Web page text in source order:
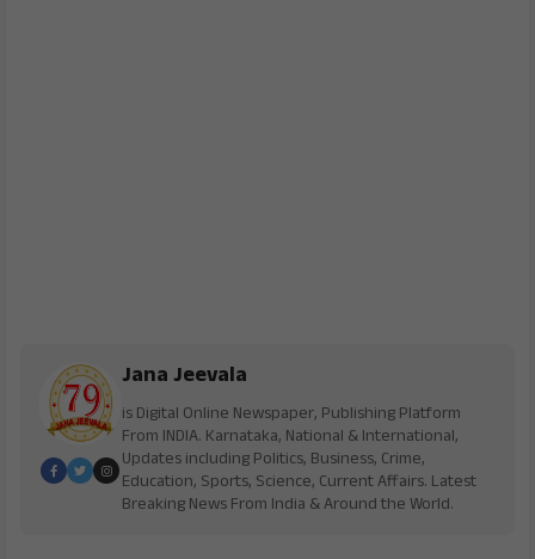
Jana Jeevala
is Digital Online Newspaper, Publishing Platform
From INDIA. Karnataka, National & International,
Updates including Politics, Business, Crime,
Education, Sports, Science, Current Affairs. Latest
Breaking News From India & Around the World.